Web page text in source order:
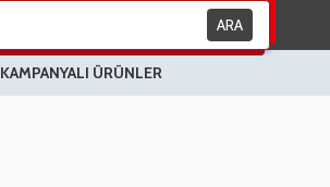
ARA
KAMPANYALI ÜRÜNLER